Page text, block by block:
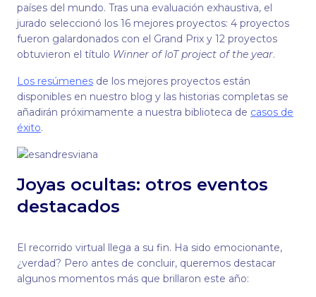
países del mundo. Tras una evaluación exhaustiva, el
jurado seleccionó los 16 mejores proyectos: 4 proyectos
fueron galardonados con el Grand Prix y 12 proyectos
obtuvieron el título Winner of IoT project of the year.
Los resúmenes de los mejores proyectos están
disponibles en nuestro blog y las historias completas se
añadirán próximamente a nuestra biblioteca de casos de
éxito.
Joyas ocultas: otros eventos
destacados
El recorrido virtual llega a su fin. Ha sido emocionante,
¿verdad? Pero antes de concluir, queremos destacar
algunos momentos más que brillaron este año: